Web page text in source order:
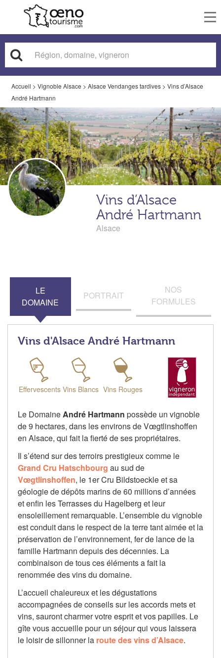
Accueil > Vignoble Alsace > Alsace Vendanges tardives > Vins d’Alsace
André Hartmann
Vins d’Alsace
André Hartmann
Alsace
LE
DOMAINE
PORTRAIT
NOS
FORMULES
Vins d'Alsace André Hartmann
Effervescents Vins Blancs Vins Rouges
Le DomaineAndré Hartmann possède un vignoble
de 9 hectares, dans les environs de Vœgtlinshoffen
en Alsace, qui fait la fierté de ses propriétaires.
Il s’étend sur des terroirs prestigieux comme le
Grand Cru Hatschbourg au sud de
Vœgtlinshoffen, le 1er Cru Bildstoeckle et sa
géologie de dépôts marins de 60 millions d’années
et enfin les Terrasses du Hagelberg et leur
ensoleillement remarquable. L’ensemble du vignoble
est conduit dans le respect de la terre tant aimée et la
préservation de l’environnement, fer de lance de la
famille Hartmann depuis des décennies. La
combinaison de tous ces éléments a fait la
renommée des vins du domaine.
L’accueil chaleureux et les dégustations
accompagnées de conseils sur les accords mets et
vins, sauront charmer votre esprit et vos papilles. Le
gîte vous accueille pour un séjour qui vous laissera
le loisir de sillonner la route des vins d’Alsace.